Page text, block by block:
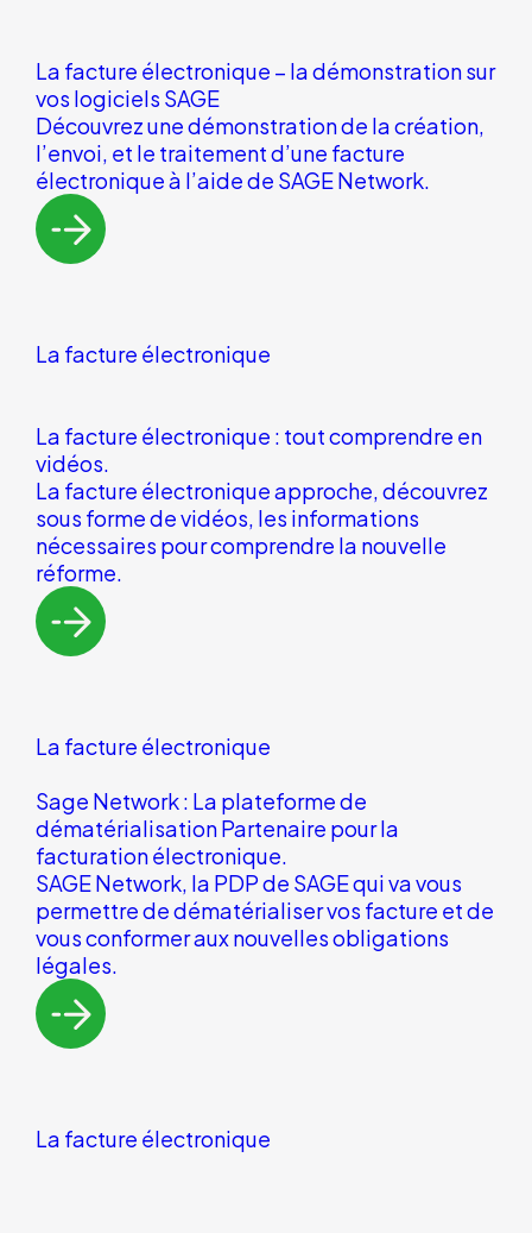
La facture électronique – la démonstration sur
vos logiciels SAGE
Découvrez une démonstration de la création,
l’envoi, et le traitement d’une facture
électronique à l’aide de SAGE Network.
La facture électronique
La facture électronique : tout comprendre en
vidéos.
La facture électronique approche, découvrez
sous forme de vidéos, les informations
nécessaires pour comprendre la nouvelle
réforme.
La facture électronique
Sage Network : La plateforme de
dématérialisation Partenaire pour la
facturation électronique.
SAGE Network, la PDP de SAGE qui va vous
permettre de dématérialiser vos facture et de
vous conformer aux nouvelles obligations
légales.
La facture électronique